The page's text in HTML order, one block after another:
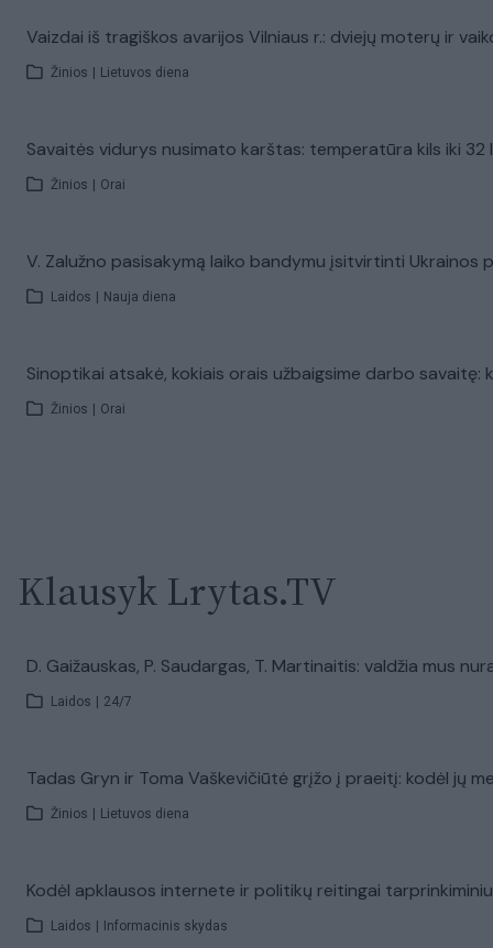
Vaizdai iš tragiškos avarijos Vilniaus r.: dviejų moterų ir
Žinios | Lietuvos diena
Savaitės vidurys nusimato karštas: temperatūra kils iki 32
Žinios | Orai
V. Zalužno pasisakymą laiko bandymu įsitvirtinti Ukrainos
Laidos | Nauja diena
Sinoptikai atsakė, kokiais orais užbaigsime darbo savaitę:
Žinios | Orai
Klausyk Lrytas.TV
D. Gaižauskas, P. Saudargas, T. Martinaitis: valdžia mus
Laidos | 24/7
Tadas Gryn ir Toma Vaškevičiūtė grįžo į praeitį: kodėl jų
Žinios | Lietuvos diena
Kodėl apklausos internete ir politikų reitingai
Laidos | Informacinis skydas